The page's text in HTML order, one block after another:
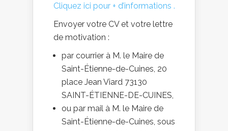
Cliquez ici pour + d’informations .
Envoyer votre CV et votre lettre
de motivation :
par courrier à M. le Maire de
Saint-Étienne-de-Cuines, 20
place Jean Viard 73130
SAINT-ÉTIENNE-DE-CUINES,
ou par mail à M. le Maire de
Saint-Étienne-de-Cuines, sous